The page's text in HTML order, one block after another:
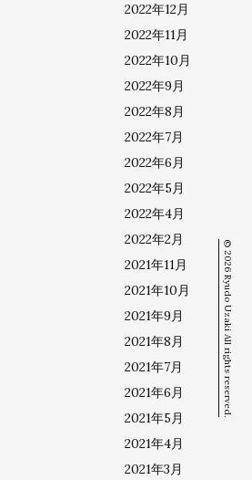
2022年12月
2022年11月
2022年10月
2022年9月
2022年8月
2022年7月
2022年6月
2022年5月
2022年4月
2022年2月
2021年11月
2021年10月
2021年9月
2021年8月
2021年7月
2021年6月
2021年5月
2021年4月
2021年3月
© 2026 Ryudo Uzaki All rights reserved.